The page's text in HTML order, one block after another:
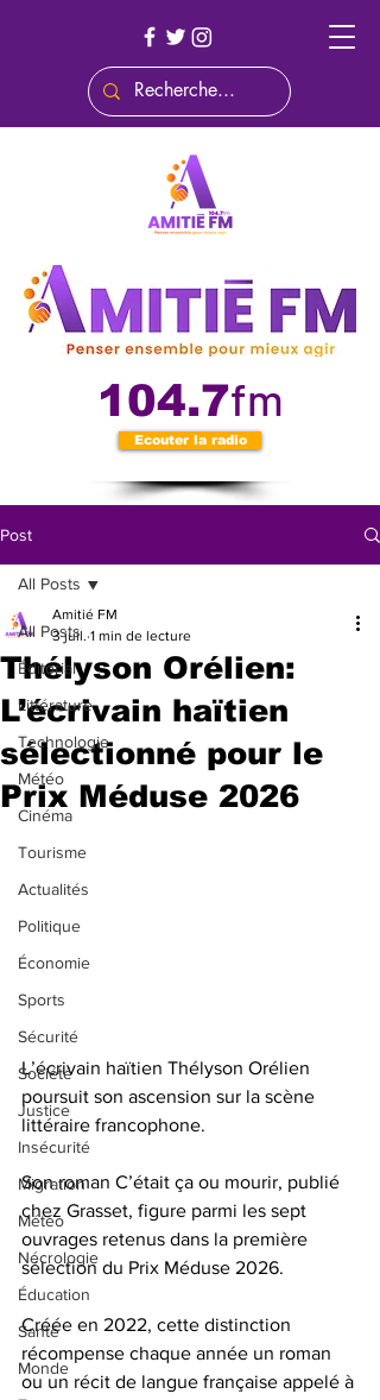
104.7fm
Ecouter la radio
Post
All Posts
Éditorial
Littérature
Technologie
Météo
Cinéma
Tourisme
Actualités
Politique
Économie
Sports
Sécurité
Société
Justice
Insécurité
Migration
Météo
Nécrologie
Éducation
Santé
Monde
All Posts
Thélyson Orélien:
L’écrivain haïtien
sélectionné pour le
Prix Méduse 2026
Amitié FM
3 juil. 1 min de lecture
L’écrivain haïtien Thélyson Orélien
poursuit son ascension sur la scène
littéraire francophone.
Son roman C’était ça ou mourir, publié
chez Grasset, figure parmi les sept
ouvrages retenus dans la première
sélection du Prix Méduse 2026.
Créée en 2022, cette distinction
récompense chaque année un roman
ou un récit de langue française appelé à